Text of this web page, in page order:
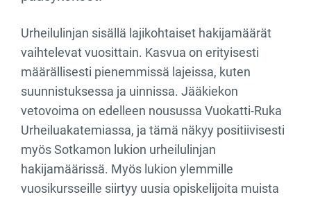
Urheilulinjan sisällä lajikohtaiset hakijamäärät
vaihtelevat vuosittain. Kasvua on erityisesti
määrällisesti pienemmissä lajeissa, kuten
suunnistuksessa ja uinnissa. Jääkiekon
vetovoima on edelleen nousussa Vuokatti-Ruka
Urheiluakatemiassa, ja tämä näkyy positiivisesti
myös Sotkamon lukion urheilulinjan
hakijamäärissä. Myös lukion ylemmille
vuosikursseille siirtyy uusia opiskelijoita muista